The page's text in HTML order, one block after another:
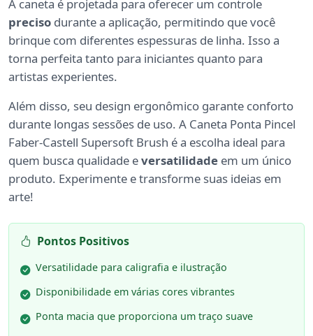
A caneta é projetada para oferecer um controle
preciso durante a aplicação, permitindo que você
brinque com diferentes espessuras de linha. Isso a
torna perfeita tanto para iniciantes quanto para
artistas experientes.
Além disso, seu design ergonômico garante conforto
durante longas sessões de uso. A Caneta Ponta Pincel
Faber-Castell Supersoft Brush é a escolha ideal para
quem busca qualidade eversatilidade em um único
produto. Experimente e transforme suas ideias em
arte!
Pontos Positivos
Versatilidade para caligrafia e ilustração
Disponibilidade em várias cores vibrantes
Ponta macia que proporciona um traço suave